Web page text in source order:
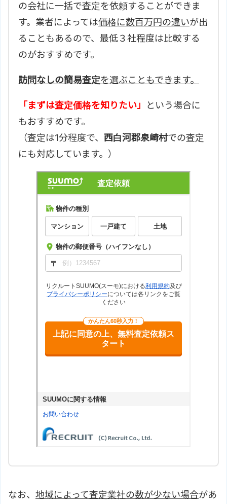
の会社に一括で査定を依頼することができま
す。業者によっては価格に数百万円の違いが出
ることもあるので、最低３社程度は比較する
のがおすすめです。
訪問なしの簡易査定を選ぶこともできます。
「まずは査定価格を知りたい」
という場合に
もおすすめです。
（査定は1分程度で、 西白河郡泉崎村での査定
にも対応しています。）
なお、 地域によって査定業社の数が少ない場合があ